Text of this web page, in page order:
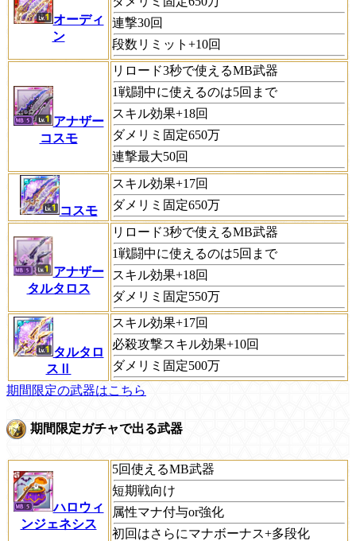
オーディ
ン
連撃30回
段数リミット+10回
アナザー
コスモ
リロード3秒で使えるMB武器
1戦闘中に使えるのは5回まで
スキル効果+18回
ダメリミ固定650万
連撃最大50回
コスモ
スキル効果+17回
ダメリミ固定650万
アナザー
タルタロス
リロード3秒で使えるMB武器
1戦闘中に使えるのは5回まで
スキル効果+18回
ダメリミ固定550万
タルタロ
スⅡ
スキル効果+17回
必殺攻撃スキル効果+10回
ダメリミ固定500万
期間限定の武器はこちら
期間限定ガチャで出る武器
ハロウィ
ンジェネシス
5回使えるMB武器
短期戦向け
属性マナ付与or強化
初回はさらにマナボーナス+多段化